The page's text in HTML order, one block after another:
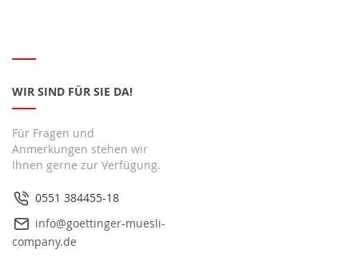
WIR SIND FÜR SIE DA!
Für Fragen und
Anmerkungen stehen wir
Ihnen gerne zur Verfügung.
0551 384455-18
info@goettinger-muesli-
company.de